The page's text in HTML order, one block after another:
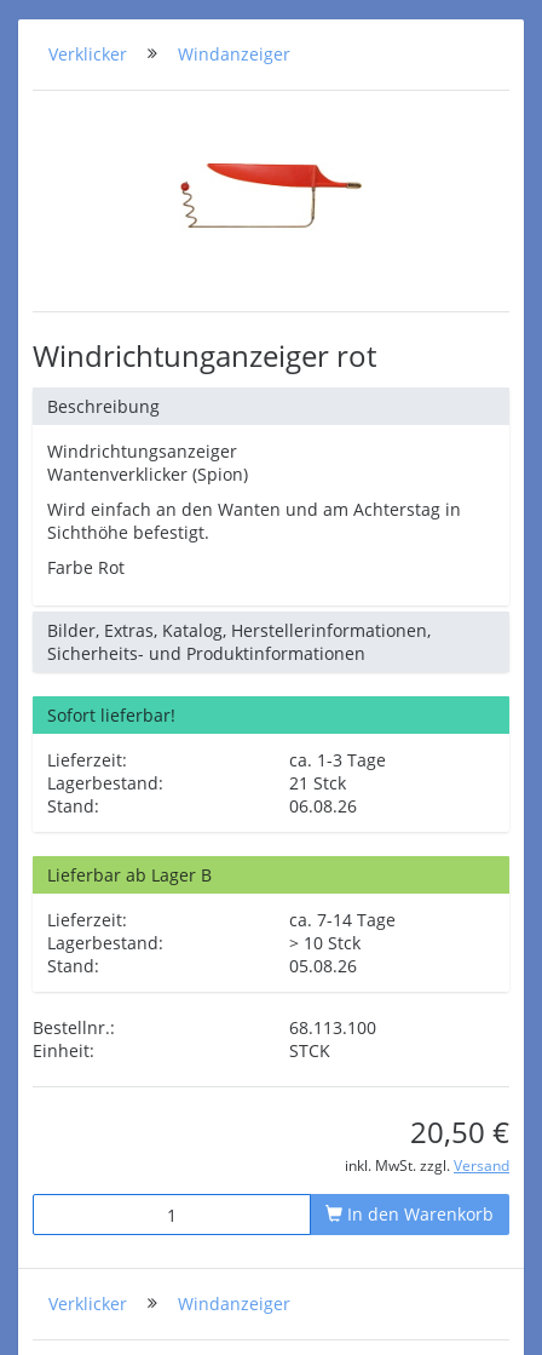
Verklicker Windanzeiger
Windrichtunganzeiger rot
Beschreibung
Windrichtungsanzeiger
Wantenverklicker (Spion)
Wird einfach an den Wanten und am Achterstag in
Sichthöhe befestigt.
Farbe Rot
Bilder, Extras, Katalog, Herstellerinformationen,
Sicherheits- und Produktinformationen
Sofort lieferbar!
Lieferzeit:
ca. 1-3 Tage
Lagerbestand:
21 Stck
Stand:
06.08.26
Lieferbar ab Lager B
Lieferzeit:
ca. 7-14 Tage
Lagerbestand:
> 10 Stck
Stand:
05.08.26
Bestellnr.:
68.113.100
Einheit:
STCK
20,50 €
inkl. MwSt. zzgl. Versand
In den Warenkorb
Verklicker Windanzeiger